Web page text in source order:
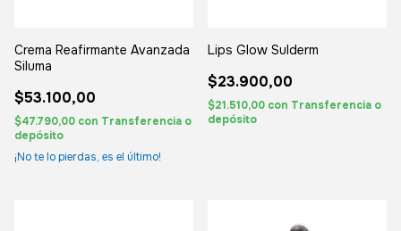
Crema Reafirmante Avanzada
Siluma
$53.100,00
$47.790,00 con Transferencia o
depósito
¡No te lo pierdas, es el último!
Lips Glow Sulderm
$23.900,00
$21.510,00 con Transferencia o
depósito